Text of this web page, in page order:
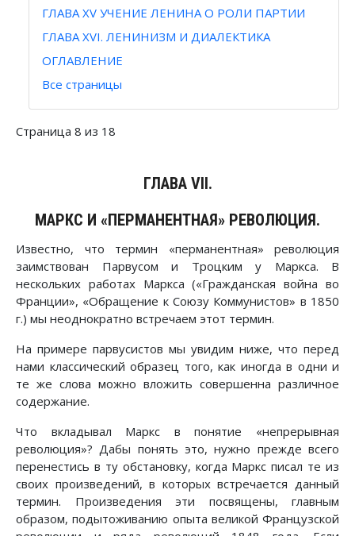
ГЛАВА XV УЧЕНИЕ ЛЕНИНА О РОЛИ ПАРТИИ
ГЛАВА XVI. ЛЕНИНИЗМ И ДИАЛЕКТИКА
ОГЛАВЛЕНИЕ
Все страницы
Страница 8 из 18
ГЛАВА VII.
МАРКС И «ПЕРМАНЕНТНАЯ» РЕВОЛЮЦИЯ.
Известно, что термин «перманентная» революция
заимствован Парвусом и Троцким у Маркса. В
нескольких работах Маркса («Гражданская война во
Франции», «Обращение к Союзу Коммунистов» в 1850
г.) мы неоднократно встречаем этот термин.
На примере парвусистов мы увидим ниже, что перед
нами классический образец того, как иногда в одни и
те же слова можно вложить совершенна различное
содержание.
Что вкладывал Маркс в понятие «непрерывная
революция»? Дабы понять это, нужно прежде всего
перенестись в ту обстановку, когда Маркс писал те из
своих произведений, в которых встречается данный
термин. Произведения эти посвящены, главным
образом, подытоживанию опыта великой Французской